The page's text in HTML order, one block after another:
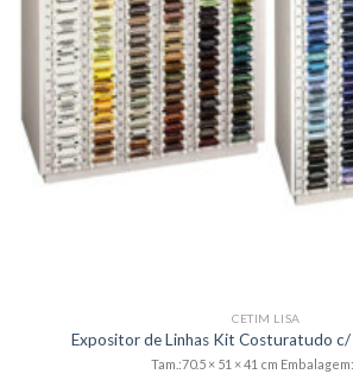
CETIM LISA
Expositor de Linhas Kit Costuratudo c/
Tam.:70.5 × 51 × 41 cm